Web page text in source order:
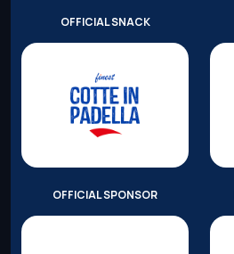
OFFICIAL SNACK
OFFICIAL SPONSOR